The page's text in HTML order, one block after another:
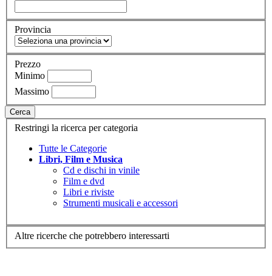
Provincia
Prezzo
Minimo
Massimo
Cerca
Restringi la ricerca per categoria
Tutte le Categorie
Libri, Film e Musica
Cd e dischi in vinile
Film e dvd
Libri e riviste
Strumenti musicali e accessori
Altre ricerche che potrebbero interessarti